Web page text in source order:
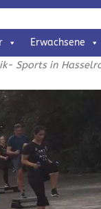
Erwachsene
Sports in